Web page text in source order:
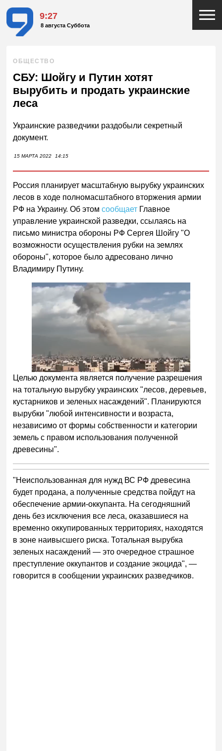
9:27
8 августа Суббота
ОБЩЕСТВО
СБУ: Шойгу и Путин хотят
вырубить и продать украинские
леса
Украинские разведчики раздобыли секретный
документ.
15 МАРТА 2022 14:15
Россия планирует масштабную вырубку украинских
лесов в ходе полномасштабного вторжения армии
РФ на Украину. Об этомсообщает Главное
управление украинской разведки, ссылаясь на
письмо министра обороны РФ Сергея Шойгу "О
возможности осуществления рубки на землях
обороны", которое было адресовано лично
Владимиру Путину.
Целью документа является получение разрешения
на тотальную вырубку украинских "лесов, деревьев,
кустарников и зеленых насаждений". Планируются
вырубки "любой интенсивности и возраста,
независимо от формы собственности и категории
земель с правом использования полученной
древесины".
"Неиспользованная для нужд ВС РФ древесина
будет продана, а полученные средства пойдут на
обеспечение армии-оккупанта. На сегодняшний
день без исключения все леса, оказавшиеся на
временно оккупированных территориях, находятся
в зоне наивысшего риска. Тотальная вырубка
зеленых насаждений — это очередное страшное
преступление оккупантов и создание экоцида", —
говорится в сообщении украинских разведчиков.